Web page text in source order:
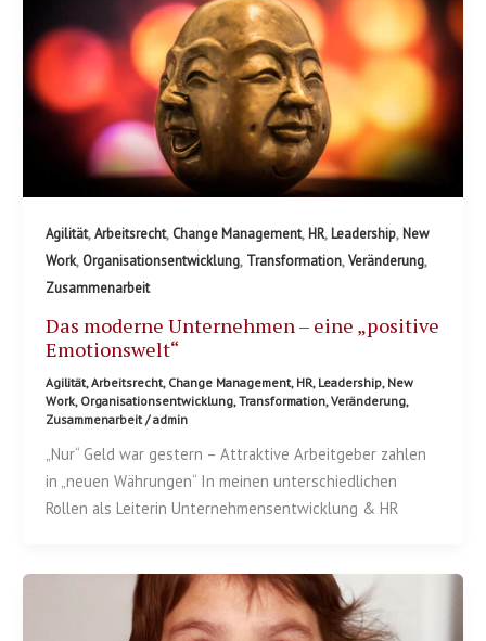
Agilität,Arbeitsrecht, Change Management, HR, Leadership, New
Work, Organisationsentwicklung, Transformation,Veränderung,
Zusammenarbeit
Das moderne Unternehmen – eine „positive
Emotionswelt“
Agilität, Arbeitsrecht, Change Management, HR, Leadership, New
Work, Organisationsentwicklung, Transformation, Veränderung,
Zusammenarbeit/admin
„Nur“ Geld war gestern – Attraktive Arbeitgeber zahlen
in „neuen Währungen“ In meinen unterschiedlichen
Rollen als Leiterin Unternehmensentwicklung & HR